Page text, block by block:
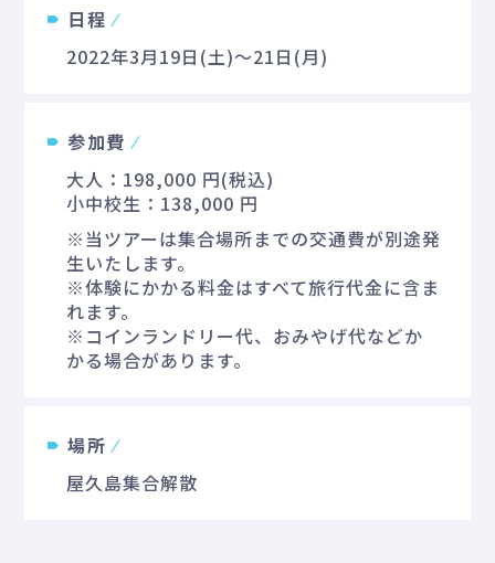
日程
2022年3月19日(土)～21日(月)
参加費
大人：198,000 円(税込)
小中校生：138,000 円
※当ツアーは集合場所までの交通費が別途発
生いたします。
※体験にかかる料金はすべて旅行代金に含ま
れます。
※コインランドリー代、おみやげ代などか
かる場合があります。
場所
屋久島集合解散